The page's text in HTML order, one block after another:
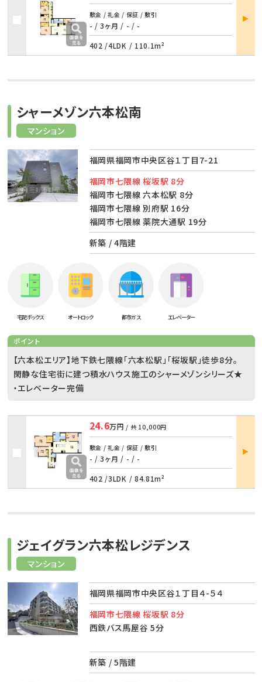
敷金 / 礼金 / 保証 / 敷引
- / 3ヶ月 / - / -
402 /4LDK / 110.1m²
部屋
詳細
マンション
シャーメゾン六本松南
福岡県福岡市中央区谷１丁目7-21
福岡市七隈線 桜坂駅 8分
福岡市七隈線 六本松駅 8分
福岡市七隈線 別府駅 16分
福岡市七隈線 薬院大通駅 19分
新築 / 4階建
宅配ボックス オートロック 都市ガス エレベーター
ポイント
【六本松エリア】地下鉄七隈線「六本松駅」「桜坂駅」徒歩8分。
閑静な住宅街に建つ積水ハウス施工のシャーメゾンシリーズ★
・エレベーター完備
24.6万円 / 共 10,000円
敷金 / 礼金 / 保証 / 敷引
- / 3ヶ月 / - / -
402 /3LDK / 84.81m²
部屋
詳細
マンション
ジェイグラン六本松レジデンス
福岡県福岡市中央区谷１丁目４-５４
福岡市七隈線 桜坂駅 8分
西鉄バス馬屋谷 5分
新築 / 5階建